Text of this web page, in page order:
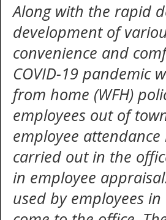
Along with the rapid
development of
convenience and
COVID-19 pandemic
from home (WFH)
employees out of
employee
carried out in the
in employee
used by employees